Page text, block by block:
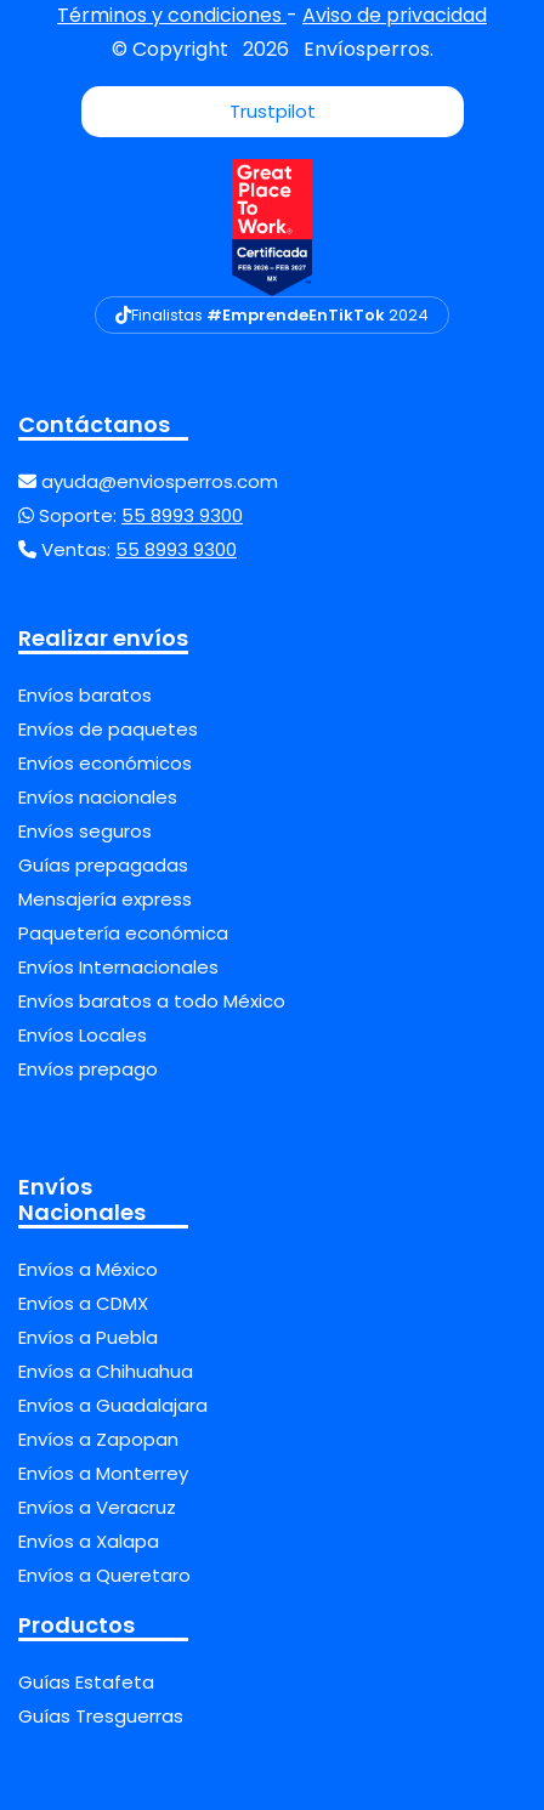
Términos y condiciones - Aviso de privacidad
© Copyright 2026 Envíosperros.
Trustpilot
Finalistas #EmprendeEnTikTok2024
Contáctanos
ayuda@enviosperros.com
Soporte: 55 8993 9300
Ventas: 55 8993 9300
Realizar envíos
Envíos baratos
Envíos de paquetes
Envíos económicos
Envíos nacionales
Envíos seguros
Guías prepagadas
Mensajería express
Paquetería económica
Envíos Internacionales
Envíos baratos a todo México
Envíos Locales
Envíos prepago
Envíos
Nacionales
Envíos a México
Envíos a CDMX
Envíos a Puebla
Envíos a Chihuahua
Envíos a Guadalajara
Envíos a Zapopan
Envíos a Monterrey
Envíos a Veracruz
Envíos a Xalapa
Envíos a Queretaro
Productos
Guías Estafeta
Guías Tresguerras